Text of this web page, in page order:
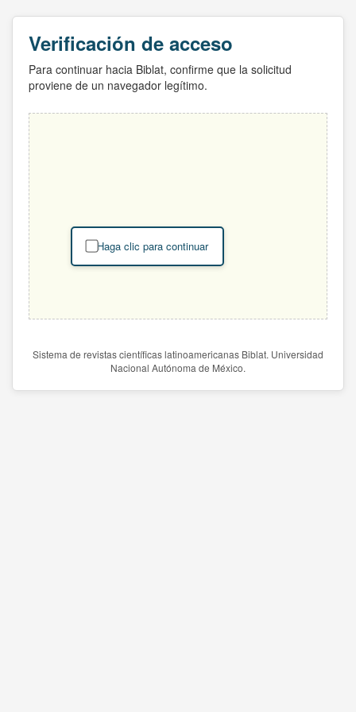
Verificación de acceso
Para continuar hacia Biblat, confirme que la solicitud
proviene de un navegador legítimo.
Haga clic para continuar
Sistema de revistas científicas latinoamericanas Biblat. Universidad
Nacional Autónoma de México.